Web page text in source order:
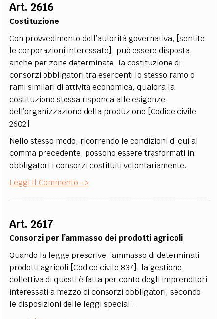
Art. 2616
Costituzione
Con provvedimento dell’autorità governativa, [sentite
le corporazioni interessate], può essere disposta,
anche per zone determinate, la costituzione di
consorzi obbligatori tra esercenti lo stesso ramo o
rami similari di attività economica, qualora la
costituzione stessa risponda alle esigenze
dell’organizzazione della produzione [Codice civile
2602].
Nello stesso modo, ricorrendo le condizioni di cui al
comma precedente, possono essere trasformati in
obbligatori i consorzi costituiti volontariamente.
Leggi Il Commento ->
Art. 2617
Consorzi per l’ammasso dei prodotti agricoli
Quando la legge prescrive l’ammasso di determinati
prodotti agricoli [Codice civile 837], la gestione
collettiva di questi è fatta per conto degli imprenditori
interessati a mezzo di consorzi obbligatori, secondo
le disposizioni delle leggi speciali.